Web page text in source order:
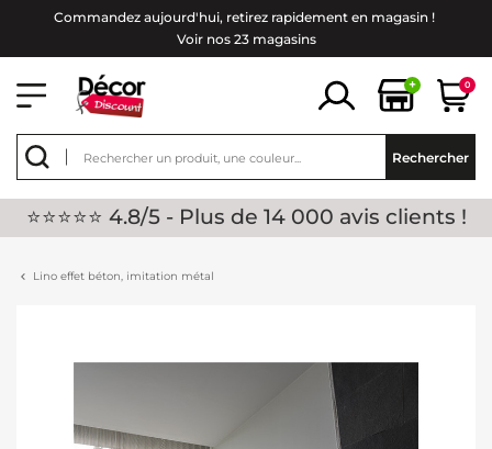
Commandez aujourd'hui, retirez rapidement en magasin !
Voir nos 23 magasins
+ 0
Rechercher
⭐⭐⭐⭐⭐ 4.8/5 - Plus de 14 000 avis clients !
Lino effet béton, imitation métal